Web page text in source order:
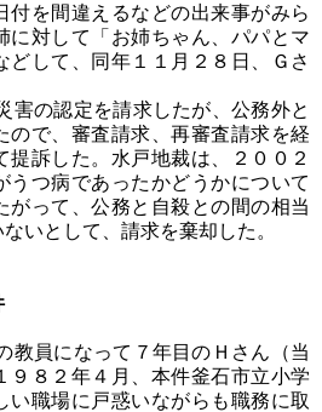
付を間違えるなどの出来事がみら
に対して「お姉ちゃん、パパとマ
どして、同年１１月２８日、Ｇさ
の認定を請求したが、公務外と
ので、審査請求、再審査請求を経
提訴した。水戸地裁は、２００２
うつ病であったかどうかについて
がって、公務と自殺との間の相当
いとして、請求を棄却した。
員になって７年目のＨさん（当
９８２年４月、本件釜石市立小学
い職場に戸惑いながらも職務に取